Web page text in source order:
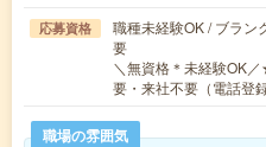
応募資格
職種未経験OK / ブラン
要
＼無資格＊未経験OK
要・来社不要（電話
職場の雰囲気